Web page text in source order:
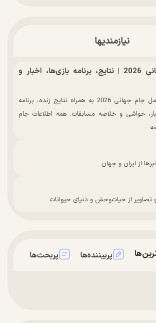
نیازمندیها
جدول جام جهانی 2026 | نتایج، برنامه بازی‌ها، اخبار و
مشاهده جدول کامل جام جهانی 2026 به همراه نتایج زنده، برنامه
حواشی و خلاصه مسابقات. همه اطلاعات جام
از ایران و جهان
تصاویر از حیات‌وحش و دنیای حیوانات
پربیننده‌ها پربحث‌ها